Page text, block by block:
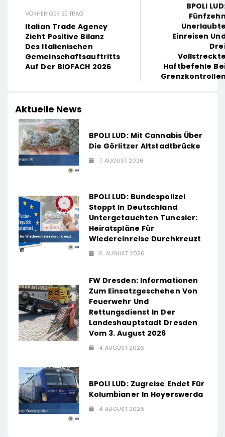
VORHERIGER BEITRAG
Italian Trade Agency
Zieht Positive Bilanz
Des Italienischen
Gemeinschaftsauftritts
Auf Der BIOFACH 2026
BPOLI
Einreisen
Haftbefehle
Aktuelle News
BPOLI LUD: Mit Cannabis Über
Die Görlitzer Altstadtbrücke
7. AUGUST 2026
BPOLI LUD: Bundespolizei
Stoppt In Deutschland
Untergetauchten Tunesier:
Heiratspläne Für
Wiedereinreise Durchkreuzt
6. AUGUST 2026
FW Dresden: Informationen
Zum Einsatzgeschehen Von
Feuerwehr Und
Rettungsdienst In Der
Landeshauptstadt Dresden
Vom 3. August 2026
4. AUGUST 2026
BPOLI LUD: Zugreise Endet Für
Kolumbianer In Hoyerswerda
4. AUGUST 2026